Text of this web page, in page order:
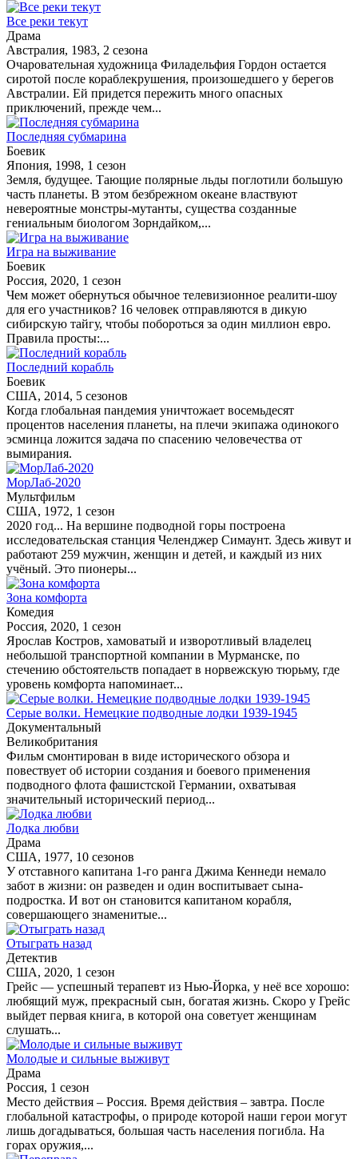
Все реки текут
Драма
Австралия, 1983, 2 сезона
Очаровательная художница Филадельфия Гордон остается
сиротой после кораблекрушения, произошедшего у берегов
Австралии. Ей придется пережить много опасных
приключений, прежде чем...
Последняя субмарина
Боевик
Япония, 1998, 1 сезон
Земля, будущее. Тающие полярные льды поглотили большую
часть планеты. В этом безбрежном океане властвуют
невероятные монстры-мутанты, существа созданные
гениальным биологом Зорндайком,...
Игра на выживание
Боевик
Россия, 2020, 1 сезон
Чем может обернуться обычное телевизионное реалити-шоу
для его участников? 16 человек отправляются в дикую
сибирскую тайгу, чтобы побороться за один миллион евро.
Правила просты:...
Последний корабль
Боевик
США, 2014, 5 сезонов
Когда глобальная пандемия уничтожает восемьдесят
процентов населения планеты, на плечи экипажа одинокого
эсминца ложится задача по спасению человечества от
вымирания.
МорЛаб-2020
Мультфильм
США, 1972, 1 сезон
2020 год... На вершине подводной горы построена
исследовательская станция Челенджер Симаунт. Здесь живут и
работают 259 мужчин, женщин и детей, и каждый из них
учёный. Это пионеры...
Зона комфорта
Комедия
Россия, 2020, 1 сезон
Ярослав Костров, хамоватый и изворотливый владелец
небольшой транспортной компании в Мурманске, по
стечению обстоятельств попадает в норвежскую тюрьму, где
уровень комфорта напоминает...
Серые волки. Немецкие подводные лодки 1939-1945
Документальный
Великобритания
Фильм смонтирован в виде исторического обзора и
повествует об истории создания и боевого применения
подводного флота фашистской Германии, охватывая
значительный исторический период...
Лодка любви
Драма
США, 1977, 10 сезонов
У отставного капитана 1-го ранга Джима Кеннеди немало
забот в жизни: он разведен и один воспитывает сына-
подростка. И вот он становится капитаном корабля,
совершающего знаменитые...
Отыграть назад
Детектив
США, 2020, 1 сезон
Грейс — успешный терапевт из Нью-Йорка, у неё все хорошо:
любящий муж, прекрасный сын, богатая жизнь. Скоро у Грейс
выйдет первая книга, в которой она советует женщинам
слушать...
Молодые и сильные выживут
Драма
Россия, 1 сезон
Место действия – Россия. Время действия – завтра. После
глобальной катастрофы, о природе которой наши герои могут
лишь догадываться, большая часть населения погибла. На
горах оружия,...